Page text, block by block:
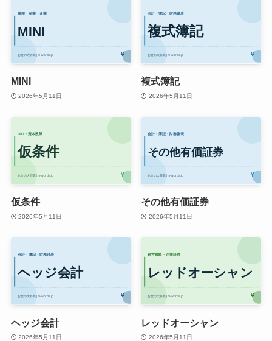
MINI
2026年5月11日
複式簿記
2026年5月11日
仮条件
2026年5月11日
その他有価証券
2026年5月11日
ヘッジ会計
2026年5月11日
レッドオーシャン
2026年5月11日